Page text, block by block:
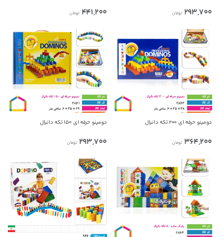
293,700 تومان 441,200 تومان
دومینو حرفه ای ۲۰۰ تکه دانیال
364,200 تومان
دومینو حرفه ای ۱۵۰ تکه دانیال
293,700 تومان
پیام در واتس‌اپ
بدیهی است عمدباکس هیچ نوع مسئولیتی در قبال نداشته و
صحت موارد ذکر شده بر عهده فرد آگهی دهنده می باشد.
فروشنده مطمئن شوید.